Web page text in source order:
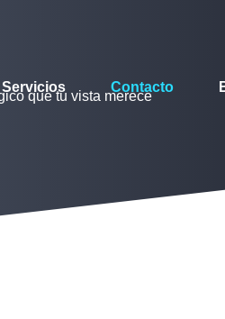
Servicios Contacto
que tu vista merece